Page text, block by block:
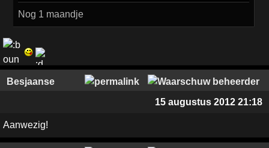
Nog 1 maandje
Besjaanse
15 augustus 2012 21:18
Aanwezig!